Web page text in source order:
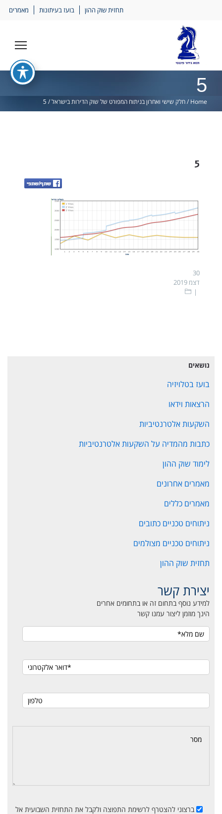
תחזית שוק ההון בועז בעיתונות מאמרים
5
Home
/חלק שישי ואחרון בניתוח המפורט של שוק הדירות בישראל/
5
5
30
דצמ 2019
נושאים
בועז בטלויזיה
הרצאות וידאו
השקעות אלטרנטיביות
כתבות מהמדיה על השקעות אלטרנטיביות
לימוד שוק ההון
מאמרים אחרונים
מאמרים כללים
ניתוחים טכניים כתובים
ניתוחים טכניים מצולמים
תחזית שוק ההון
יצירת קשר
למידע נוסף בתחום זה או בתחומים אחרים
הינך מוזמן ליצור עמנו קשר
ברצוני להצטרף לרשימת התפוצה ולקבל את התחזית השבועית אל